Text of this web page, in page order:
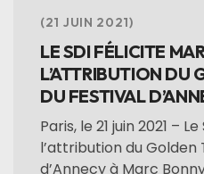
21 JUIN 2021
LE SDI FÉLICITE
L’ATTRIBUTION DU
DU FESTIVAL
Paris, le 21 juin 2021 –
l’attribution du Golden
d’Annecy à Marc